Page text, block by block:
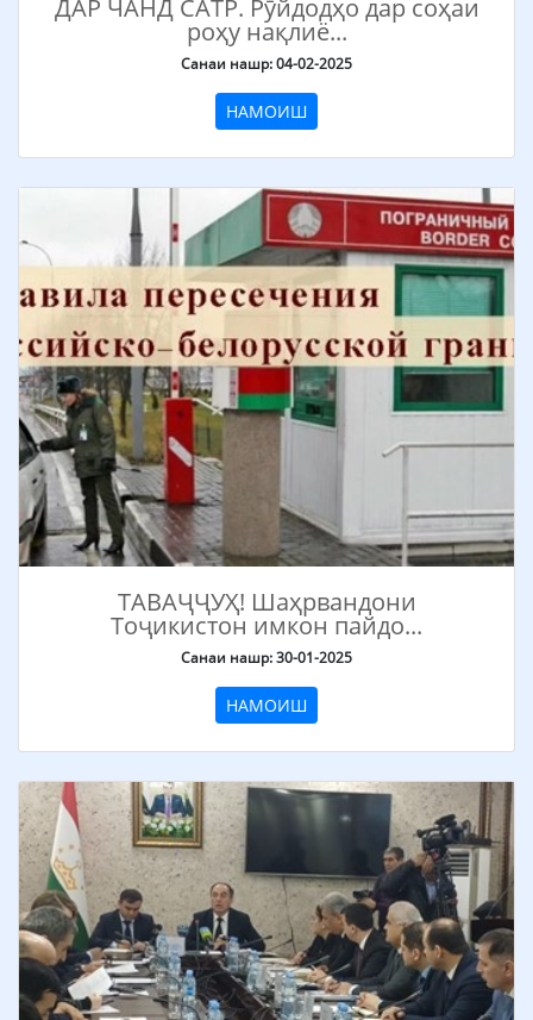
ДАР ЧАНД САТР. Рӯйдодҳо дар соҳаи
роҳу нақлиё...
Санаи нашр: 04-02-2025
НАМОИШ
ТАВАҶҶУҲ! Шаҳрвандони
Тоҷикистон имкон пайдо...
Санаи нашр: 30-01-2025
НАМОИШ